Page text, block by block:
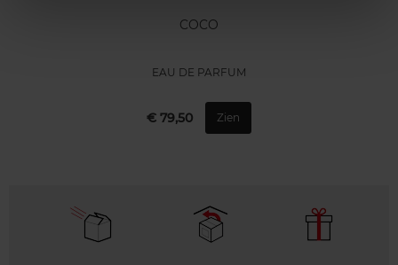
COCO
EAU DE PARFUM
€ 79,50 Zien